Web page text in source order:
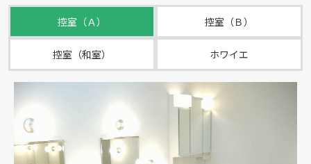
控室（Ａ） 控室（Ｂ）
控室（和室） ホワイエ